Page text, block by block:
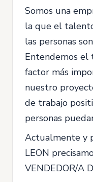
Somos una
la que el
las personas
Entendemos
factor más
nuestro
de trabajo
personas
Actualmente y
LEON
VENDEDOR/A